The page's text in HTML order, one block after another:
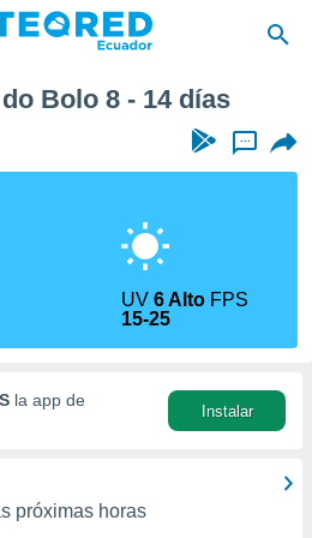
Bolo 8 - 14 días
...
UV6 Alto FPS
15-25
la app de
Instalar
próximas horas